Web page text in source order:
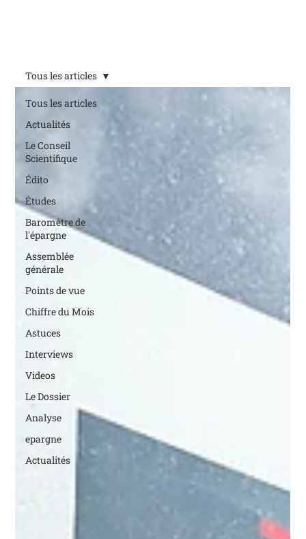
Tous les articles
Actualités
Le Conseil
Scientifique
Édito
Études
Baromètre de
l'épargne
Assemblée
générale
Points de vue
Chiffre du Mois
Astuces
Interviews
Videos
Le Dossier
Analyse
epargne
Actualités
Tous les articles